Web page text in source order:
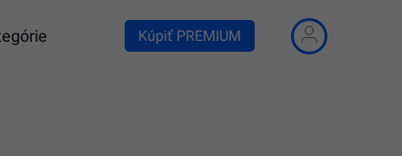
Kúpiť PREMIUM